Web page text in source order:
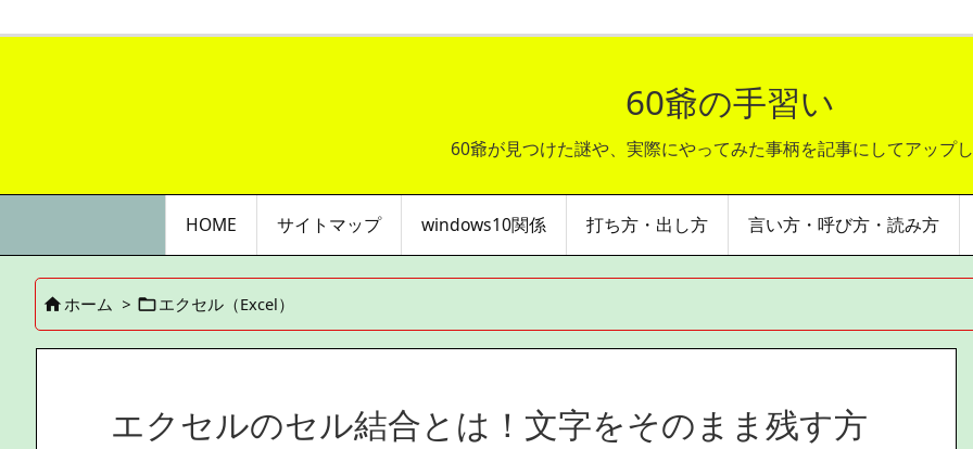
60爺の手習い
60爺が見つけた謎や、実際にやってみた事柄を記事にしてアップ
HOME サイトマップ windows10関係 打ち方・出し方 言い方・呼び方・読み方
ホーム > エクセル（Excel）
エクセルのセル結合とは！文字をそのまま残す方